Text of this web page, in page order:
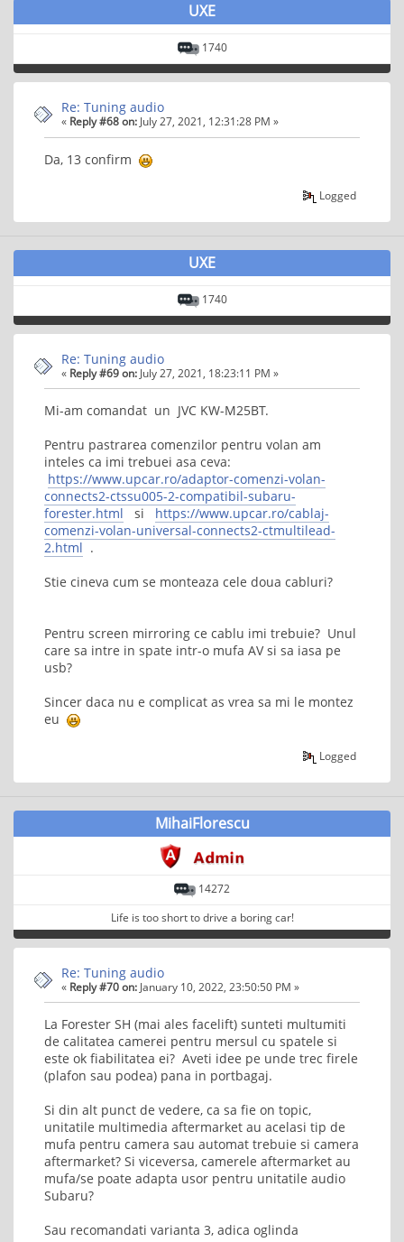
UXE
1740
Re: Tuning audio
« Reply #68 on: July 27, 2021, 12:31:28 PM »
Da, 13 confirm
Logged
UXE
1740
Re: Tuning audio
« Reply #69 on: July 27, 2021, 18:23:11 PM »
Mi-am comandat un JVC KW-M25BT.
Pentru pastrarea comenzilor pentru volan am
inteles ca imi trebuei asa ceva:
https://www.upcar.ro/adaptor-comenzi-volan-
connects2-ctssu005-2-compatibil-subaru-
forester.html si https://www.upcar.ro/cablaj-
comenzi-volan-universal-connects2-ctmultilead-
2.html .
Stie cineva cum se monteaza cele doua cabluri?
Pentru screen mirroring ce cablu imi trebuie? Unul
care sa intre in spate intr-o mufa AV si sa iasa pe
usb?
Sincer daca nu e complicat as vrea sa mi le montez
eu
Logged
MihaiFlorescu
14272
Life is too short to drive a boring car!
Re: Tuning audio
« Reply #70 on: January 10, 2022, 23:50:50 PM »
La Forester SH (mai ales facelift) sunteti multumiti
de calitatea camerei pentru mersul cu spatele si
este ok fiabilitatea ei? Aveti idee pe unde trec firele
(plafon sau podea) pana in portbagaj.
Si din alt punct de vedere, ca sa fie on topic,
unitatile multimedia aftermarket au acelasi tip de
mufa pentru camera sau automat trebuie si camera
aftermarket? Si viceversa, camerele aftermarket au
mufa/se poate adapta usor pentru unitatile audio
Subaru?
Sau recomandati varianta 3, adica oglinda